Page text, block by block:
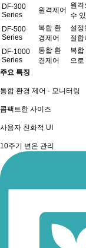
DF-300
Series
원격제어
원
수
DF-500
Series
복합 환
경제어
설정
절합
DF-1000
Series
통합 환
경제어
복합
으
주요 특징
통합 환경 제어 · 모니터링
콤팩트한 사이즈
사용자 친화적 UI
10주기 변온 관리